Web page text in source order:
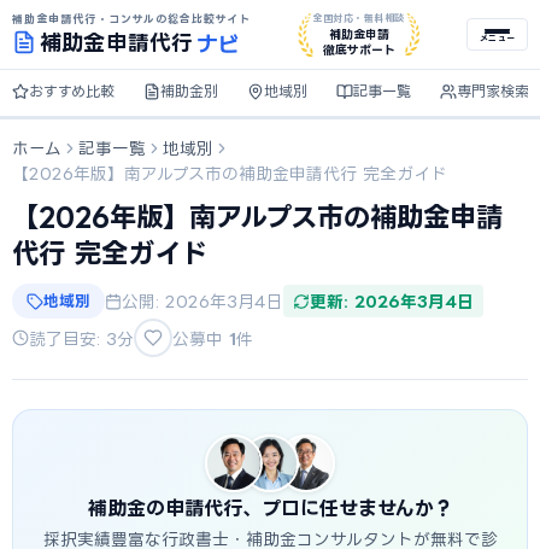
補助金申請代行・コンサルの総合比較サイト
補助金申請代行 ナビ
全国対応・無料相談
補助金申請
徹底サポート
メニュー
おすすめ比較 補助金別 地域別 記事一覧 専門家検索
ホーム 記事一覧
地域別
【2026年版】南アルプス市の補助金申請代行 完全ガイド
【2026年版】南アルプス市の補助金申請
代行 完全ガイド
地域別 公開: 2026年3月4日 更新: 2026年3月4日
読了目安: 3分 公募中 1件
補助金の申請代行、プロに任せませんか？
採択実績豊富な行政書士・補助金コンサルタントが無料で診